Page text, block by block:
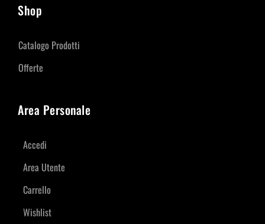
Shop
Catalogo Prodotti
Offerte
Area Personale
Accedi
Area Utente
Carrello
Wishlist